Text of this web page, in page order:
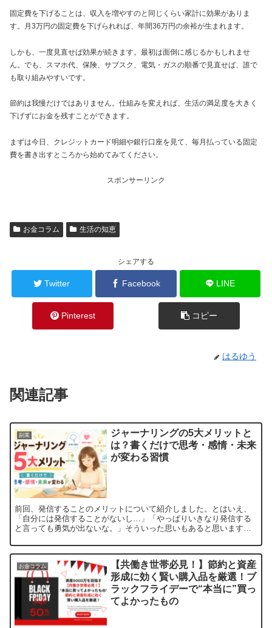
固定費を下げることは、収入を増やすのと同じくらい家計に効果がありま
す。月3万円の固定費を下げられれば、年間36万円の余裕が生まれます。
しかも、一度見直せば効果が続きます。最初は面倒に感じるかもしれませ
ん。でも、スマホ代、保険、サブスク、電気・ガスの順番で見直せば、誰で
も取り組みやすいです。
節約は我慢だけではありません。仕組みを変えれば、生活の満足度を大きく
下げずにお金を残すことができます。
まずは今日、クレジットカード明細や銀行口座を見て、毎月払っている固定
費を書き出すところから始めてみてください。
スポンサーリンク
お金コラム 生活の知恵
シェアする
Twitter Facebook LINE
Pinterest コピー
はるゆう
関連記事
副業
ジャーナリングの5大メリットと
は？書くだけで思考・感情・未来
が変わる習慣
前回、発信することのメリットについて紹介しました。とはいえ、
「自分には発信することがないし…」「やっぱりいきなり発信する
と言っても勇気が出ないな。」そういった思いもあると思います。
リ...
お金コラム
【共働き世帯必見！】節約と資産
形成に効く賢い購入品を厳選！ブ
ラックフライデーで“本当に”買っ
てよかったもの